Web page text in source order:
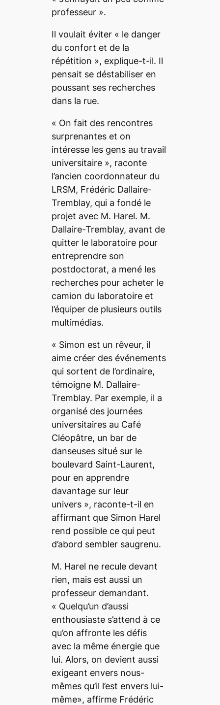
professeur ».
Il voulait éviter « le danger
du confort et de la
répétition », explique-t-il. Il
pensait se déstabiliser en
poussant ses recherches
dans la rue.
« On fait des rencontres
surprenantes et on
intéresse les gens au travail
universitaire», raconte
l’ancien coordonnateur du
LRSM, Frédéric Dallaire-
Tremblay, qui a fondé le
projet avec M. Harel. M.
Dallaire-Tremblay, avant de
quitter le laboratoire pour
entreprendre son
postdoctorat, a mené les
recherches pour acheter le
camion du laboratoire et
l’équiper de plusieurs outils
multimédias.
« Simon est un rêveur, il
aime créer des événements
qui sortent de l’ordinaire,
témoigne M. Dallaire-
Tremblay. Par exemple, il a
organisé des journées
universitaires au Café
Cléopâtre, un bar de
danseuses situé sur le
boulevard Saint-Laurent,
pour en apprendre
davantage sur leur
univers», raconte-t-il en
affirmant que Simon Harel
rend possible ce qui peut
d’abord sembler saugrenu.
M. Harel ne recule devant
rien, mais est aussi un
professeur demandant.
« Quelqu’un d’aussi
enthousiaste s’attend à ce
qu’on affronte les défis
avec la même énergie que
lui. Alors, on devient aussi
exigeant envers nous-
mêmes qu’il l’est envers lui-
même», affirme Frédéric